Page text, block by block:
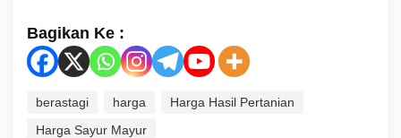
Bagikan Ke :
berastagi harga
Harga Hasil Pertanian
Harga Sayur Mayur